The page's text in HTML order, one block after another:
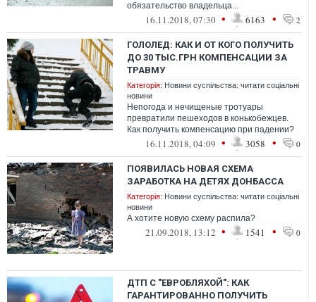
обязательство владельца...
16.11.2018, 07:30 • 6163 • 2
ГОЛОЛЕД: КАК И ОТ КОГО ПОЛУЧИТЬ
ДО 30 ТЫС.ГРН КОМПЕНСАЦИИ ЗА
ТРАВМУ
Категорія: Новини суспільства: читати соціальні
новини
Непогода и нечищеные тротуары
превратили пешеходов в конькобежцев.
Как получить компенсацию при падении?
16.11.2018, 04:09 • 3058 • 0
ПОЯВИЛАСЬ НОВАЯ СХЕМА
ЗАРАБОТКА НА ДЕТЯХ ДОНБАССА
Категорія: Новини суспільства: читати соціальні
новини
А хотите новую схему распила?
21.09.2018, 13:12 • 1541 • 0
ДТП С "ЕВРОБЛЯХОЙ": КАК
ГАРАНТИРОВАННО ПОЛУЧИТЬ